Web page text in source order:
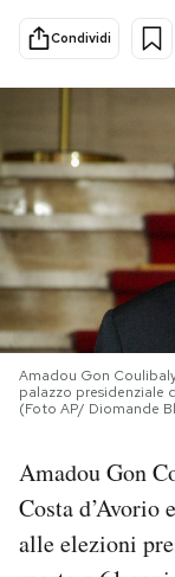
Scienza
PODCAST
NEWSLETTER
I MIEI
SHOP
CALENDARIO
Condividi
Amadou Gon
palazzo presidenziale
(Foto AP/ Diomande
Amadou Gon
Costa d’Avorio
alle elezioni